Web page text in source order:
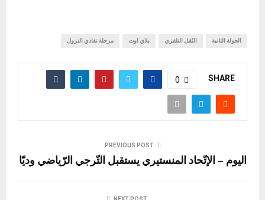
الجولة الثانية النّقل التلفزي بلاي اوت مرحلة تفادي النزول
SHARE
0
PREVIOUS POST
اليوم – الإتّحاد المنستيري يستقبل التّرجي الرّياضي وديّا